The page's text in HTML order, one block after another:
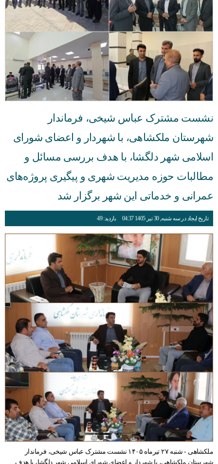
نشست مشترک عباس شیخی، فرماندار
شهرستان ملکشاهی، با شهردار و اعضای شورای
اسلامی شهر دلگشا، با هدف بررسی مسائل و
مطالبات حوزه مدیریت شهری و پیگیری پروژه‌های
عمرانی و خدماتی این شهر برگزار شد
تاریخ ایجاد در سه شنبه, 30 تیر 1405 04:37 بازدید: 49
ملکشاهی - شنبه ۲۷ تیرماه ۱۴۰۵ نشست مشترک عباس شیخی، فرماندار
شهرستان ملکشاهی، با شهردار و اعضای شورای اسلامی شهر دلگشا، با هدف